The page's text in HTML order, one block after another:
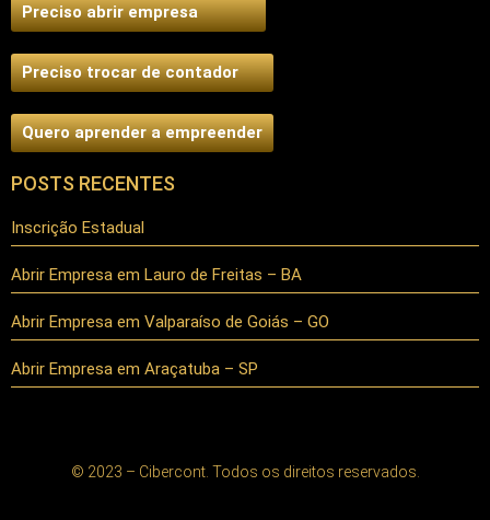
Preciso abrir empresa
Preciso trocar de contador
Quero aprender a empreender
POSTS RECENTES
Inscrição Estadual
Abrir Empresa em Lauro de Freitas – BA
Abrir Empresa em Valparaíso de Goiás – GO
Abrir Empresa em Araçatuba – SP
© 2023 – Cibercont. Todos os direitos reservados.